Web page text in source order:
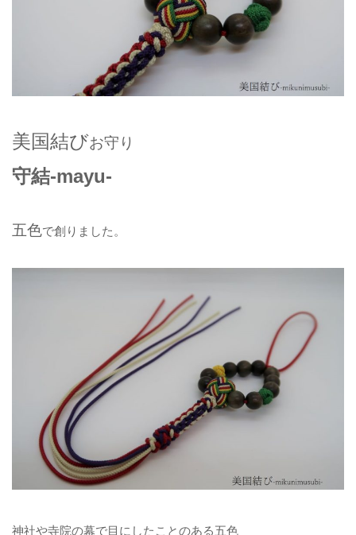
美国結びお守り
守結-mayu-
五色で創りました。
神社や寺院の幕で目にしたことのある五色